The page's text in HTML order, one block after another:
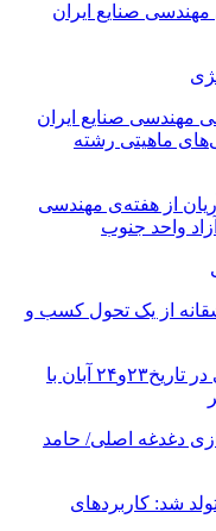
مهندسی صنایع ایران
مهندسی صنایع ایران
ماهیتی رشته
از هفته‌ی مهندسی
واحد جنوب
از یک تحول کسب و
کنفرانس بین المللی کیفیت در دبی در تاریخ۲۳و۲۴ آبان با
دغدغه اصلی/ حامد
شد: کاربردهای